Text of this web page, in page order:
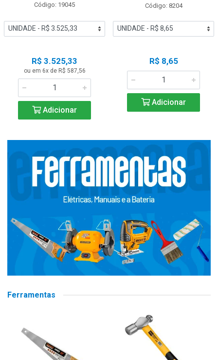
Código: 19045
R$ 3.525,33
ou em 6x de R$ 587,56
Adicionar
Código: 8204
R$ 8,65
Adicionar
Ferramentas